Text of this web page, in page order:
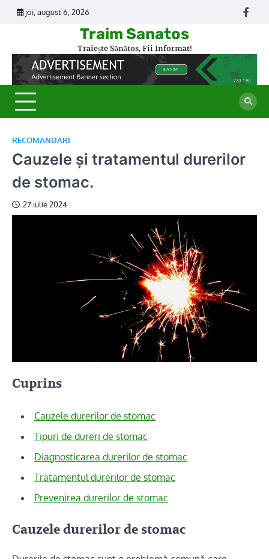
Skip
joi, august 6, 2026
Traim Sanatos
Traiește Sănătos, Fii Informat!
RECOMANDARI
Cauzele și tratamentul durerilor
de stomac.
27 iulie 2024
Cuprins
Cauzele durerilor de stomac
Tipuri de dureri de stomac
Diagnosticarea durerilor de stomac
Tratamentul durerilor de stomac
Prevenirea durerilor de stomac
Cauzele durerilor de stomac